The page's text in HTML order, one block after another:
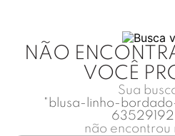
NÃO
VOCÊ
Sua
" blusa-linho-
não encontrou